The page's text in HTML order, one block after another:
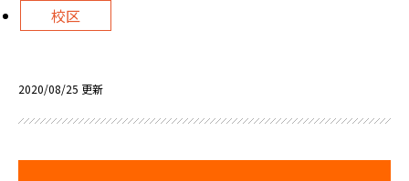
校区
2020/08/25 更新